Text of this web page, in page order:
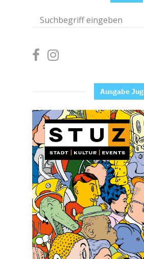
Ausgabe